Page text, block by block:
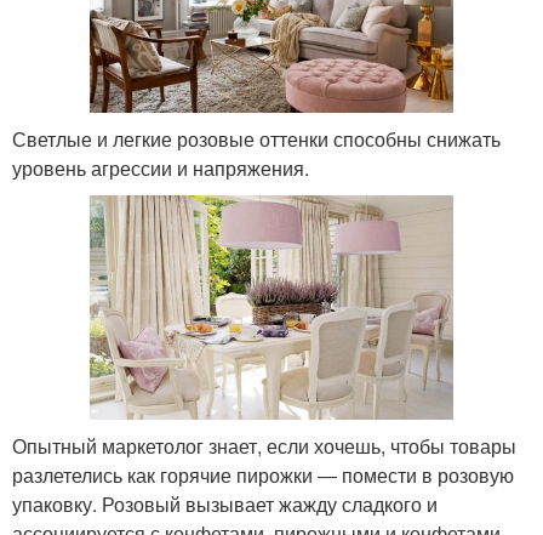
Светлые и легкие розовые оттенки способны снижать
уровень агрессии и напряжения.
Опытный маркетолог знает, если хочешь, чтобы товары
разлетелись как горячие пирожки ― помести в розовую
упаковку. Розовый вызывает жажду сладкого и